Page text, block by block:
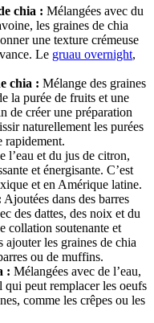
chia : Mélangées avec du
les graines de chia
une texture crémeuse
Le gruau overnight,
chia : Mélange des graines
la purée de fruits et une
de créer une préparation
naturellement les purées
rapidement.
l’eau et du jus de citron,
et énergisante. C’est
et en Amérique latine.
Ajoutées dans des barres
des dattes, des noix et du
collation soutenante et
ajouter les graines de chia
ou de muffins.
: Mélangées avec de l’eau,
peut remplacer les oeufs
comme les crêpes ou les